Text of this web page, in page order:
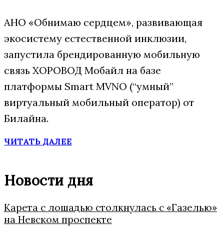
АНО «Обнимаю сердцем», развивающая
экосистему естественной инклюзии,
запустила брендированную мобильную
связь ХОРОВОД Мобайл на базе
платформы Smart MVNO (“умный”
виртуальный мобильный оператор) от
Билайна.
ЧИТАТЬ ДАЛЕЕ
Новости дня
Карета с лошадью столкнулась с «Газелью»
на Невском проспекте